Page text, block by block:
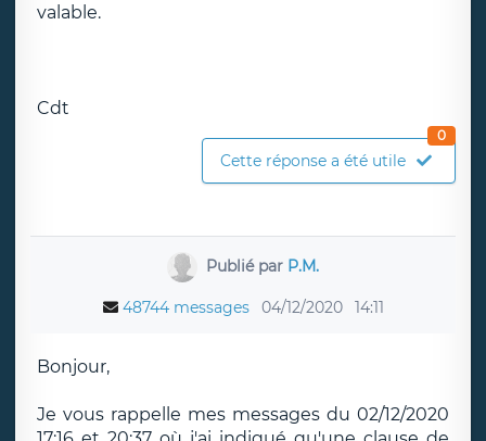
valable.
Cdt
Cette réponse a été utile
0
Publié par P.M.
48744 messages 04/12/2020 14:11
Bonjour,
Je vous rappelle mes messages du 02/12/2020